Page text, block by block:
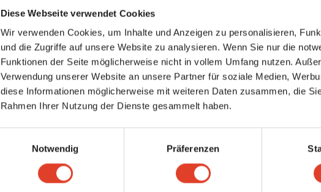
Diese Webseite verwendet Cookies
Wir verwenden Cookies, um Inhalte und Anzeigen zu personalisieren,
und die Zugriffe auf unsere Website zu analysieren. Wenn Sie nur die
Funktionen der Seite möglicherweise nicht in vollem Umfang nutzen.
Verwendung unserer Website an unsere Partner für soziale Medien,
diese Informationen möglicherweise mit weiteren Daten zusammen, die
Rahmen Ihrer Nutzung der Dienste gesammelt haben.
Notwendig Präferenzen
Datenschutz
Sicherheit